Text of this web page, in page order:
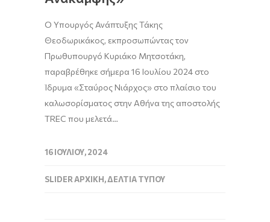
Ο Υπουργός Ανάπτυξης Τάκης
Θεοδωρικάκος, εκπροσωπώντας τον
Πρωθυπουργό Κυριάκο Μητσοτάκη,
παραβρέθηκε σήμερα 16 Ιουλίου 2024 στο
Ίδρυμα «Σταύρος Νιάρχος» στο πλαίσιο του
καλωσορίσματος στην Αθήνα της αποστολής
TREC που μελετά…
16 ΙΟΥΛΊΟΥ, 2024
SLIDER ΑΡΧΙΚΉ,ΔΕΛΤΊΑ ΤΎΠΟΥ